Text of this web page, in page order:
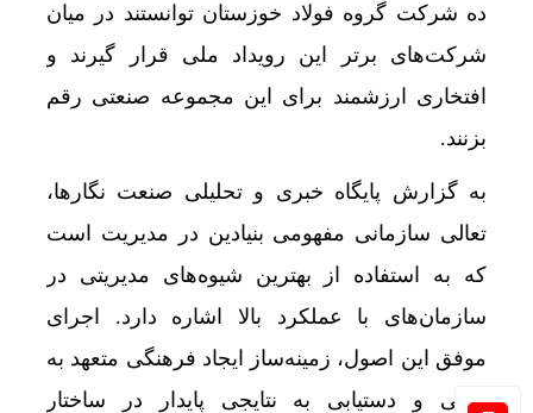
ده شرکت گروه فولاد خوزستان توانستند در میان
شرکت‌های برتر این رویداد ملی قرار گیرند و
افتخاری ارزشمند برای این مجموعه صنعتی رقم
بزنند.
به گزارش پایگاه خبری و تحلیلی صنعت نگارها،
تعالی سازمانی مفهومی بنیادین در مدیریت است
که به استفاده از بهترین شیوه‌های مدیریتی در
سازمان‌های با عملکرد بالا اشاره دارد. اجرای
موفق این اصول، زمینه‌ساز ایجاد فرهنگی متعهد به
تعالی و دستیابی به نتایجی پایدار در ساختار